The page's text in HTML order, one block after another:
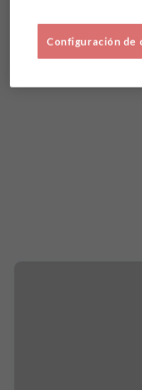
Configuración de